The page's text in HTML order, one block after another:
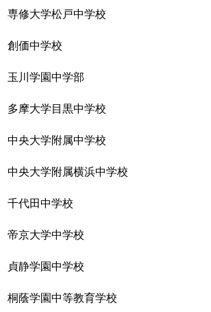
専修大学松戸中学校
創価中学校
玉川学園中学部
多摩大学目黒中学校
中央大学附属中学校
中央大学附属横浜中学校
千代田中学校
帝京大学中学校
貞静学園中学校
桐蔭学園中等教育学校